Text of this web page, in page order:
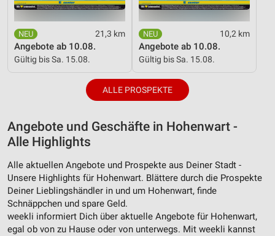
21,3 km
Angebote ab 10.08.
Gültig bis Sa. 15.08.
10,2 km
Angebote ab 10.08.
Gültig bis Sa. 15.08.
ALLE PROSPEKTE
Angebote und Geschäfte in Hohenwart -
Alle Highlights
Alle aktuellen Angebote und Prospekte aus Deiner Stadt -
Unsere Highlights für Hohenwart. Blättere durch die Prospekte
Deiner Lieblingshändler in und um Hohenwart, finde
Schnäppchen und spare Geld.
weekli informiert Dich über aktuelle Angebote für Hohenwart,
egal ob von zu Hause oder von unterwegs. Mit weekli kannst